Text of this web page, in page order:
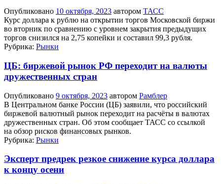
Опубликовано 10 октября, 2023 автором ТАСС
Курс доллара к рублю на открытии торгов Московской биржи
во вторник по сравнению с уровнем закрытия предыдущих
торгов снизился на 2,75 копейки и составил 99,3 рубля.
Рубрика: Рынки
ЦБ: биржевой рынок РФ переходит на валюты
дружественных стран
Опубликовано 9 октября, 2023 автором Рамблер
В Центральном банке России (ЦБ) заявили, что российский
биржевой валютный рынок переходит на расчёты в валютах
дружественных стран. Об этом сообщает ТАСС со ссылкой
на обзор рисков финансовых рынков.
Рубрика: Рынки
Эксперт предрек резкое снижение курса доллара
к концу осени